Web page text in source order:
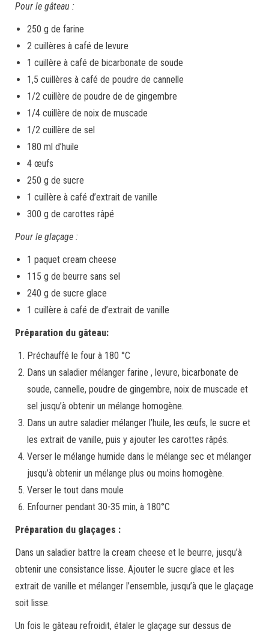
Pour le gâteau :
250 g de farine
2 cuillères à café de levure
1 cuillère à café de bicarbonate de soude
1,5 cuillères à café de poudre de cannelle
1/2 cuillère de poudre de de gingembre
1/4 cuillère de noix de muscade
1/2 cuillère de sel
180 ml d’huile
4 œufs
250 g de sucre
1 cuillère à café d’extrait de vanille
300 g de carottes râpé
Pour le glaçage :
1 paquet cream cheese
115 g de beurre sans sel
240 g de sucre glace
1 cuillère à café de d’extrait de vanille
Préparation du gâteau:
Préchauffé le four à 180 °C
Dans un saladier mélanger farine , levure, bicarbonate de
soude, cannelle, poudre de gingembre, noix de muscade et
sel jusqu’à obtenir un mélange homogène.
Dans un autre saladier mélanger l’huile, les œufs, le sucre et
les extrait de vanille, puis y ajouter les carottes râpés.
Verser le mélange humide dans le mélange sec et mélanger
jusqu’à obtenir un mélange plus ou moins homogène.
Verser le tout dans moule
Enfourner pendant 30-35 min, à 180°C
Préparation du glaçages :
Dans un saladier battre la cream cheese et le beurre, jusqu’à
obtenir une consistance lisse. Ajouter le sucre glace et les
extrait de vanille et mélanger l’ensemble, jusqu’à que le glaçage
soit lisse.
Un fois le gâteau refroidit, étaler le glaçage sur dessus de